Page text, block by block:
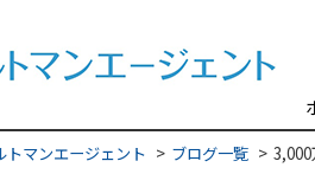
トマンエージェント ブログ一覧